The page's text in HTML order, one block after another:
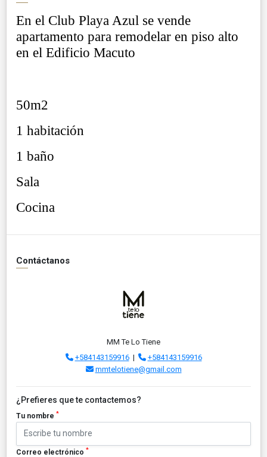
En el Club Playa Azul se vende
apartamento para remodelar en piso alto
en el Edificio Macuto
50m2
1 habitación
1 baño
Sala
Cocina
Contáctanos
MM Te Lo Tiene
+584143159916|
+584143159916
mmtelotiene@gmail.com
¿Prefieres que te contactemos?
Tu nombre *
Correo electrónico *